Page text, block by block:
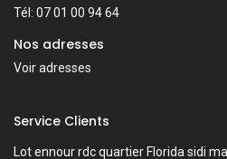
Tél: 07 01 00 94 64
Nos adresses
Voir adresses
Service Clients
Lot ennour rdc quartier Florida sidi